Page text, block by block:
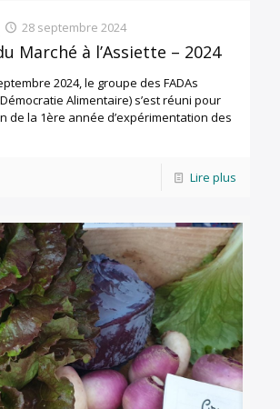
28 septembre 2024
Marché à l’Assiette – 2024
2024, le groupe des FADAs
Alimentaire) s’est réuni pour
de la 1ère année d’expérimentation des
Lire plus